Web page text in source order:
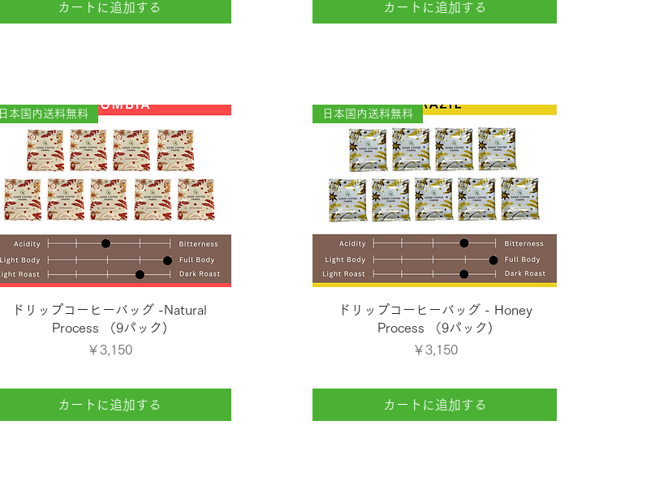
カートに追加する カートに追加する
クイックビュー
日本国内送料無料
ドリップコーヒーバッグ -Natural
Process （9パック)
価格
￥3,150
カートに追加する
クイックビュー
日本国内送料無料
ドリップコーヒーバッグ - Honey
Process （9パック)
価格
￥3,150
カートに追加する